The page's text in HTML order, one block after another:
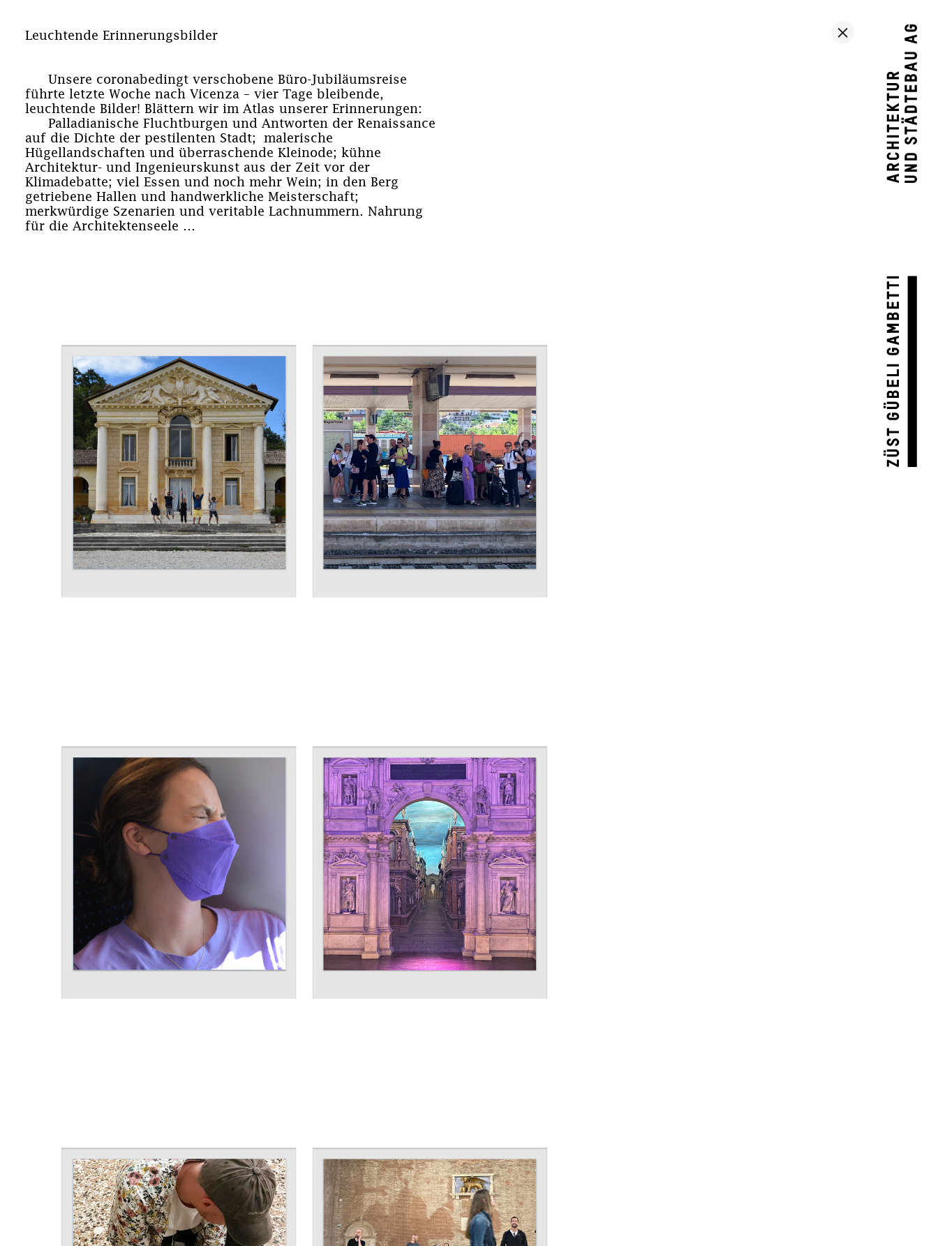
Leuchtende Erinnerungsbilder
Unsere coronabedingt verschobene Büro-Jubiläumsreise
führte letzte Woche nach Vicenza – vier Tage bleibende,
leuchtende Bilder! Blättern wir im Atlas unserer Erinnerungen:
Palladianische Fluchtburgen und Antworten der Renaissance
auf die Dichte der pestilenten Stadt; malerische
Hügellandschaften und überraschende Kleinode; kühne
Architektur- und Ingenieurskunst aus der Zeit vor der
Klimadebatte; viel Essen und noch mehr Wein; in den Berg
getriebene Hallen und handwerkliche Meisterschaft;
merkwürdige Szenarien und veritable Lachnummern. Nahrung
für die Architektenseele …